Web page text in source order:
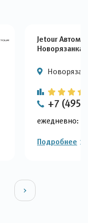
Jetour
Новорязанка
+7 (495)
ежедневно:
Подробнее